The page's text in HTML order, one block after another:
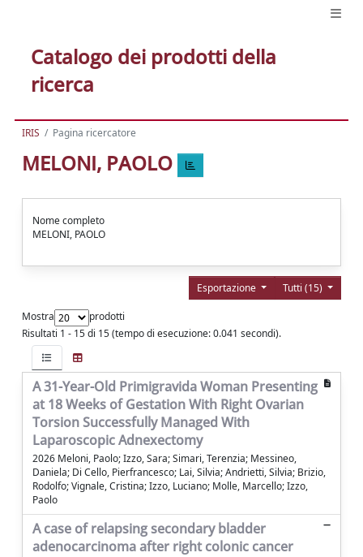
Catalogo dei prodotti della
ricerca
IRIS Pagina ricercatore
MELONI, PAOLO
Nome completo
MELONI, PAOLO
Tutti (15)
Esportazione
Mostra
prodotti
Risultati 1 - 15 di 15 (tempo di esecuzione: 0.041 secondi).
A 31-Year-Old Primigravida Woman Presenting
at 18 Weeks of Gestation With Right Ovarian
Torsion Successfully Managed With
Laparoscopic Adnexectomy
2026 Meloni, Paolo; Izzo, Sara; Simari, Terenzia; Messineo,
Daniela; Di Cello, Pierfrancesco; Lai, Silvia; Andrietti, Silvia; Brizio,
Rodolfo; Vignale, Cristina; Izzo, Luciano; Molle, Marcello; Izzo,
Paolo
A case of relapsing secondary bladder
adenocarcinoma after right colonic cancer